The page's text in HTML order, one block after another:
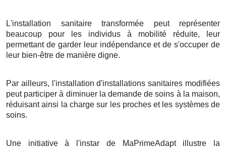
L'installation sanitaire transformée peut représenter
beaucoup pour les individus à mobilité réduite, leur
permettant de garder leur indépendance et de s'occuper de
leur bien-être de manière digne.
Par ailleurs, l'installation d'installations sanitaires modifiées
peut participer à diminuer la demande de soins à la maison,
réduisant ainsi la charge sur les proches et les systèmes de
soins.
Une initiative à l'instar de MaPrimeAdapt illustre la